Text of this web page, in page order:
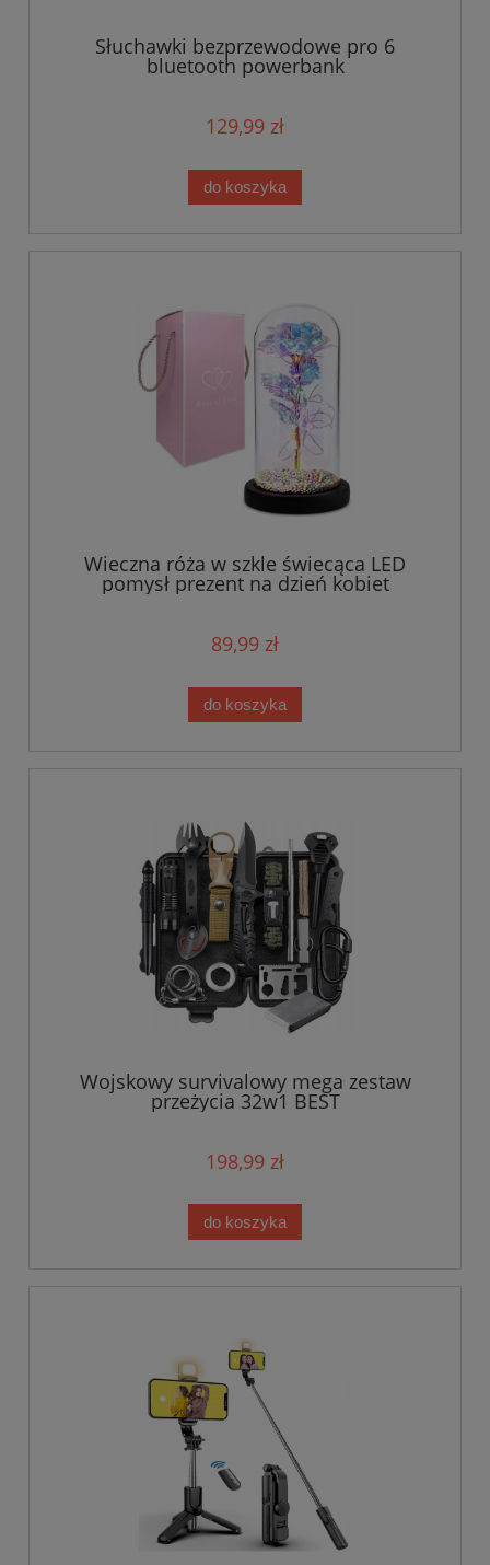
Słuchawki bezprzewodowe pro 6
bluetooth powerbank
129,99 zł
do koszyka
Wieczna róża w szkle świecąca LED
pomysł prezent na dzień kobiet
89,99 zł
do koszyka
Wojskowy survivalowy mega zestaw
przeżycia 32w1 BEST
198,99 zł
do koszyka